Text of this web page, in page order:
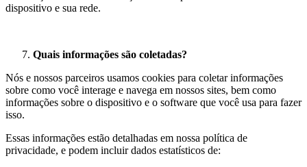
dispositivo e sua rede.
Quais informações são coletadas?
Nós e nossos parceiros usamos cookies para coletar informações
sobre como você interage e navega em nossos sites, bem como
informações sobre o dispositivo e o software que você usa para fazer
isso.
Essas informações estão detalhadas em nossa política de
privacidade, e podem incluir dados estatísticos de: